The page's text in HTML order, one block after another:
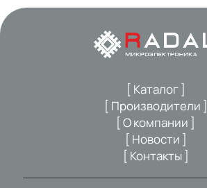
[ Каталог ]
[ Производители ]
[ О компании ]
[ Новости ]
[ Контакты ]